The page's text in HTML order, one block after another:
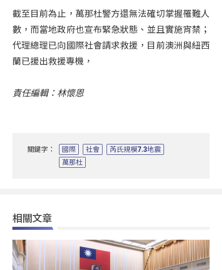
截至目前為止，萬那杜警方還無法確切掌握罹難人
數，而當地政府也宣布緊急狀態、並且實施宵禁；
代理總理已向國際社會請求救援，目前澳洲與紐西
蘭已援出救援專機，
責任編輯：林懷恩
關鍵字： 國際 社會
芮氏規模7.3地震
萬那杜
相關文章